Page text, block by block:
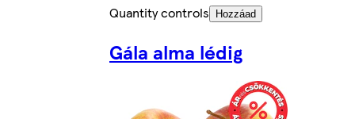
Quantity controls
Hozzáad
Gála alma lédig